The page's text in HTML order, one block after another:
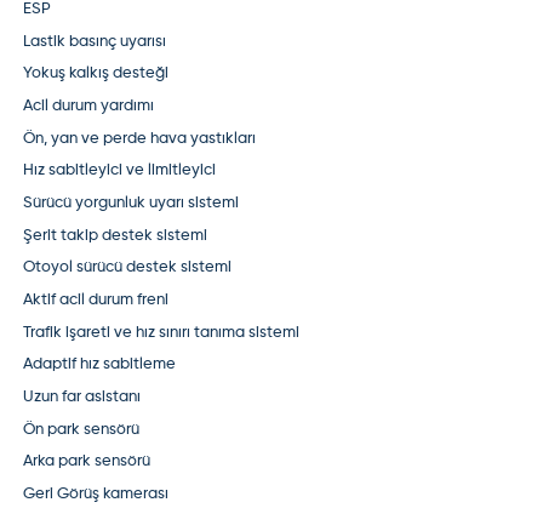
ESP
Lastik basınç uyarısı
Yokuş kalkış desteği
Acil durum yardımı
Ön, yan ve perde hava yastıkları
Hız sabitleyici ve limitleyici
Sürücü yorgunluk uyarı sistemi
Şerit takip destek sistemi
Otoyol sürücü destek sistemi
Aktif acil durum freni
Trafik işareti ve hız sınırı tanıma sistemi
Adaptif hız sabitleme
Uzun far asistanı
Ön park sensörü
Arka park sensörü
Geri Görüş kamerası